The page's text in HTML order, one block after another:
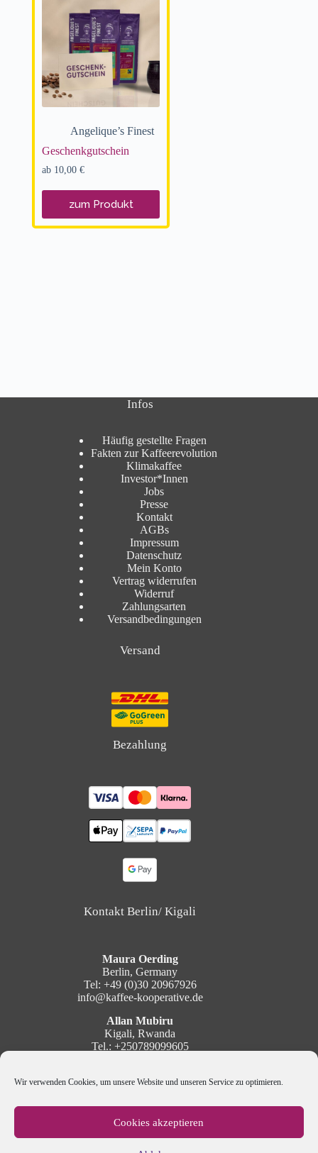
Wir verwenden Cookies, um unsere Website und unseren Service zu optimieren.
Cookies akzeptieren
Angelique’s Finest
Geschenk­gut­schein
ab 10,00 €
zum Produkt
Infos
Häufig gestellte Fragen
Fakten zur Kaffeerevolution
Klimakaffee
Investor*Innen
Jobs
Presse
Kontakt
AGBs
Impressum
Datenschutz
Mein Konto
Vertrag widerrufen
Widerruf
Zahlungsarten
Versandbedingungen
Versand
Bezahlung
Kontakt Berlin/ Kigali
Maura Oerding
Berlin, Germany
Tel: +49 (0)30 20967926
info@kaffee-kooperative.de
Allan Mubiru
Kigali, Rwanda
Tel.: +250789099605